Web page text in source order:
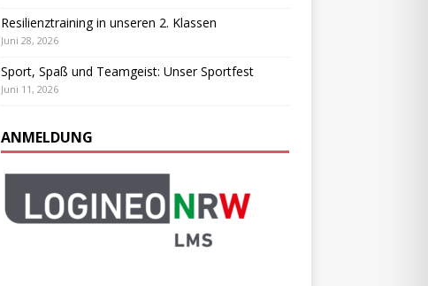
Resilienztraining in unseren 2. Klassen
Juni 28, 2026
Sport, Spaß und Teamgeist: Unser Sportfest
Juni 11, 2026
ANMELDUNG